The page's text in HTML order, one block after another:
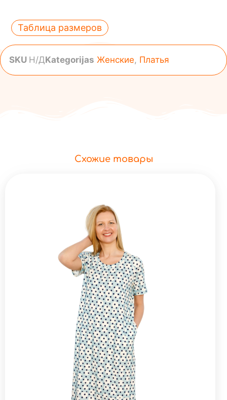
Таблица размеров
SKU Н/ДKategorijas Женские, Платья
Схожие товары